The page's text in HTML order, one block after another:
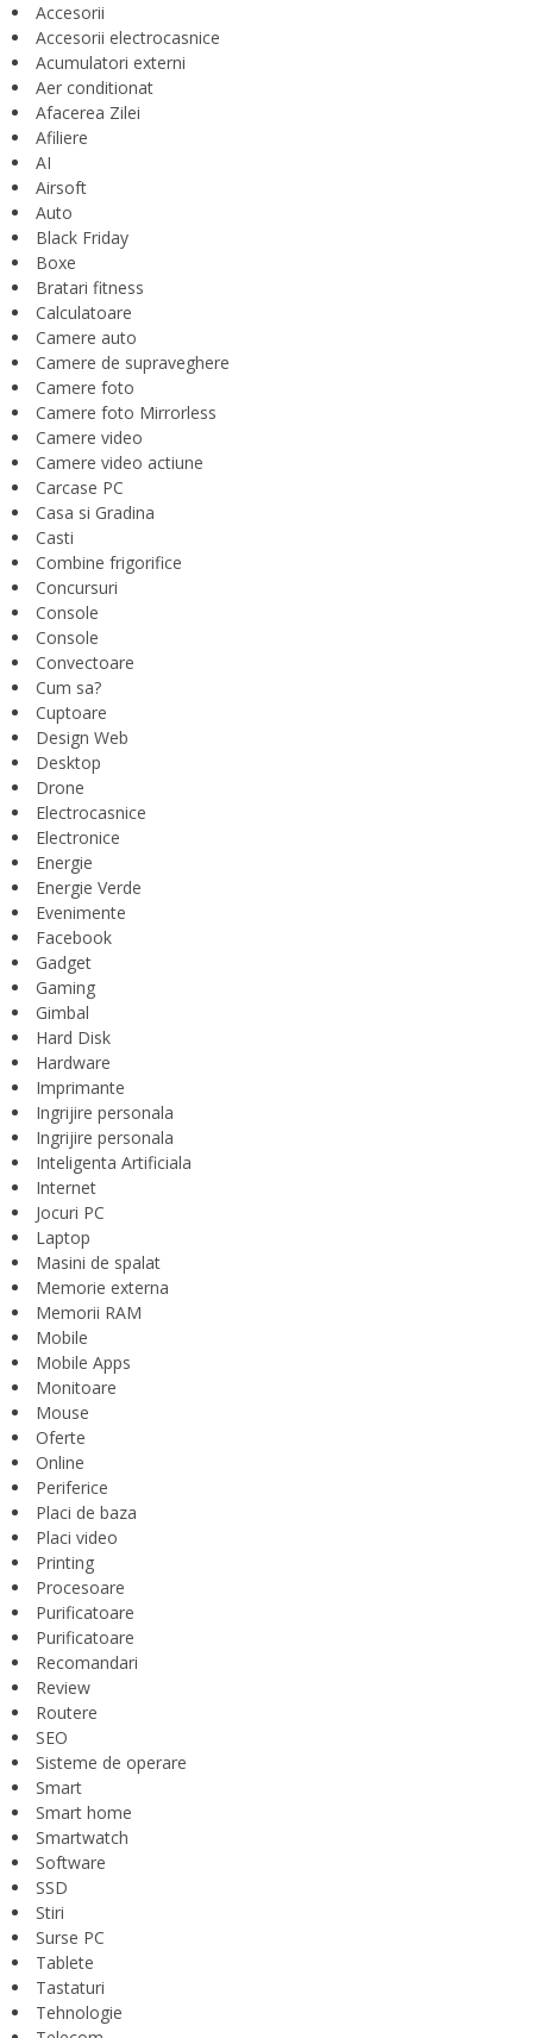
Accesorii
Accesorii electrocasnice
Acumulatori externi
Aer conditionat
Afacerea Zilei
Afiliere
AI
Airsoft
Auto
Black Friday
Boxe
Bratari fitness
Calculatoare
Camere auto
Camere de supraveghere
Camere foto
Camere foto Mirrorless
Camere video
Camere video actiune
Carcase PC
Casa si Gradina
Casti
Combine frigorifice
Concursuri
Console
Console
Convectoare
Cum sa?
Cuptoare
Design Web
Desktop
Drone
Electrocasnice
Electronice
Energie
Energie Verde
Evenimente
Facebook
Gadget
Gaming
Gimbal
Hard Disk
Hardware
Imprimante
Ingrijire personala
Ingrijire personala
Inteligenta Artificiala
Internet
Jocuri PC
Laptop
Masini de spalat
Memorie externa
Memorii RAM
Mobile
Mobile Apps
Monitoare
Mouse
Oferte
Online
Periferice
Placi de baza
Placi video
Printing
Procesoare
Purificatoare
Purificatoare
Recomandari
Review
Routere
SEO
Sisteme de operare
Smart
Smart home
Smartwatch
Software
SSD
Stiri
Surse PC
Tablete
Tastaturi
Tehnologie